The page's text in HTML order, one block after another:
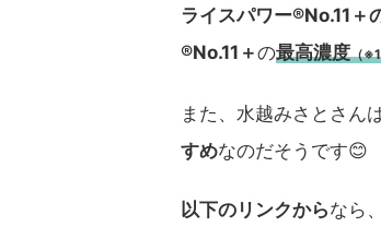
ライスパワー®No.11＋
®No.11＋の最高濃度（
また、水越みさとさん
すめなのだそうです😊
以下のリンクからなら